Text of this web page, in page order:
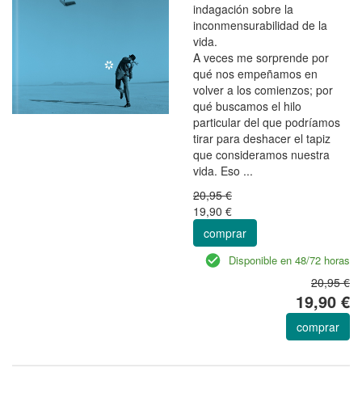
indagación sobre la
inconmensurabilidad de la
vida.
A veces me sorprende por
qué nos empeñamos en
volver a los comienzos; por
qué buscamos el hilo
particular del que podríamos
tirar para deshacer el tapiz
que consideramos nuestra
vida. Eso ...
20,95 €
19,90 €
comprar
Disponible en 48/72 horas
20,95 €
19,90 €
comprar